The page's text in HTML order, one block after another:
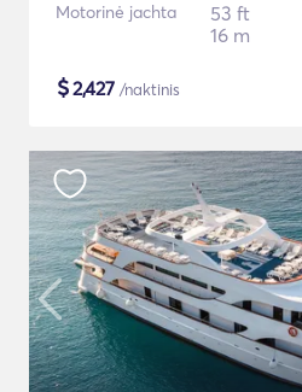
Motorinė jachta
53 ft
16 m
$2,427 /naktinis